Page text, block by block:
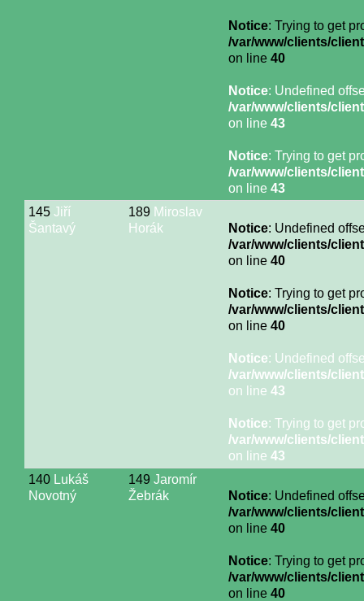
Notice: Trying to get
/var/www/clients/
on line 40
Notice: Undefined
/var/www/clients/
on line 43
Notice: Trying to get
/var/www/clients/
on line 43
145 Jiří
Šantavý
189 Miroslav
Horák
Notice: Undefined
/var/www/clients/
on line 40
Notice: Trying to get
/var/www/clients/
on line 40
Notice: Undefined
/var/www/clients/
on line 43
Notice: Trying to get
/var/www/clients/
on line 43
140 Lukáš
Novotný
149 Jaromír
Žebrák
Notice: Undefined
/var/www/clients/
on line 40
Notice: Trying to get
/var/www/clients/
on line 40